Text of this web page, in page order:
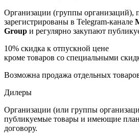
Организации (группы организаций),
зарегистрированы в Telegram-канале
Group и регулярно закупают
10% скидка к отпускной цене
кроме товаров со специальными
Возможна продажа отдельных
Дилеры
Организации (или группы
публикуемые товары и имеющие
договору.